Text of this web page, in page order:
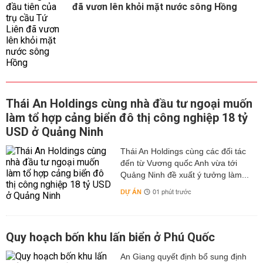
đã vươn lên khỏi mặt nước sông Hồng
Thái An Holdings cùng nhà đầu tư ngoại muốn
làm tổ hợp cảng biển đô thị công nghiệp 18 tỷ
USD ở Quảng Ninh
Thái An Holdings cùng các đối tác
đến từ Vương quốc Anh vừa tới
Quảng Ninh đề xuất ý tưởng làm...
DỰ ÁN 01 phút trước
Quy hoạch bốn khu lấn biển ở Phú Quốc
An Giang quyết định bổ sung định